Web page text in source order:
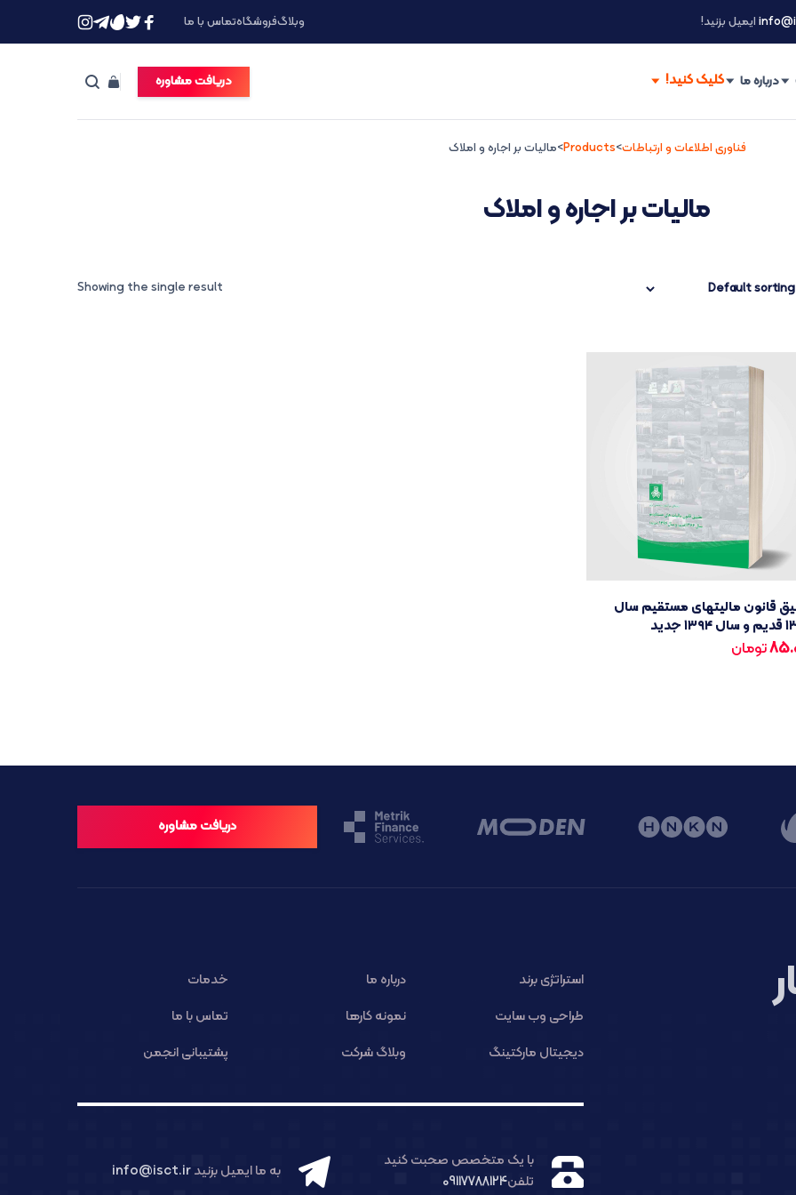
ایمیل بزنید! وبلاگفروشگاهتماس با ما
درباره ما دریافت مشاوره
فناوری اطلاعات و ارتباطات>
Products
>مالیات بر اجاره و املاک
مالیات بر اجاره و املاک
Showing the single result
قانون مالیتهای مستقیم سال
جدید
تومان
دریافت مشاوره
استراتژی برند درباره ما
خدمات
طراحی وب سایت
نمونه کارها
تماس با ما
دیجیتال مارکتینگ
وبلاگ شرکت پشتیبانی انجمن
با یک متخصص صحبت کنید
تلفن09117788124
به ما ایمیل بزنیدinfo@isct.ir